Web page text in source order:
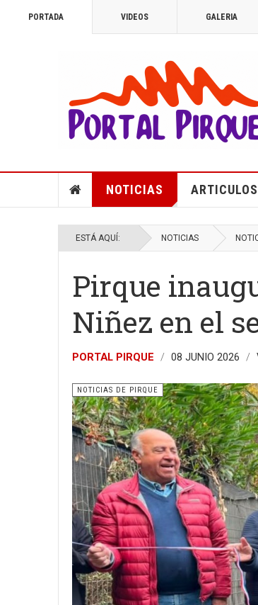
PORTADA VIDEOS GALERIA
NOTICIAS ARTICULOS
ESTÁ AQUÍ: NOTICIAS
Pirque
Niñez en el
PORTAL PIRQUE 08 JUNIO 2026
NOTICIAS DE PIRQUE